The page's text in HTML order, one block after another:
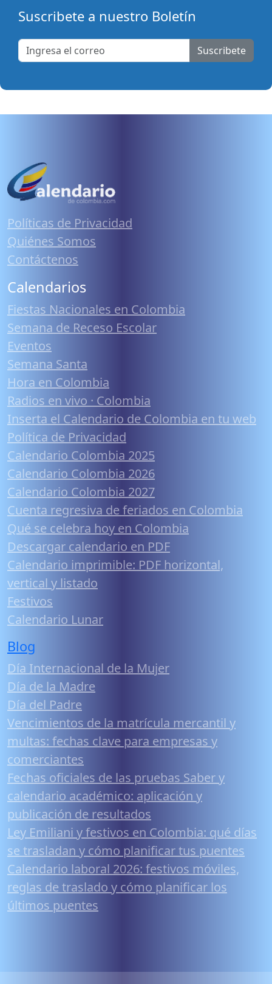
Suscribete a nuestro Boletín
Suscribete
Políticas de Privacidad
Quiénes Somos
Contáctenos
Calendarios
Fiestas Nacionales en Colombia
Semana de Receso Escolar
Eventos
Semana Santa
Hora en Colombia
Radios en vivo · Colombia
Inserta el Calendario de Colombia en tu web
Política de Privacidad
Calendario Colombia 2025
Calendario Colombia 2026
Calendario Colombia 2027
Cuenta regresiva de feriados en Colombia
Qué se celebra hoy en Colombia
Descargar calendario en PDF
Calendario imprimible: PDF horizontal,
vertical y listado
Festivos
Calendario Lunar
Blog
Día Internacional de la Mujer
Día de la Madre
Día del Padre
Vencimientos de la matrícula mercantil y
multas: fechas clave para empresas y
comerciantes
Fechas oficiales de las pruebas Saber y
calendario académico: aplicación y
publicación de resultados
Ley Emiliani y festivos en Colombia: qué días
se trasladan y cómo planificar tus puentes
Calendario laboral 2026: festivos móviles,
reglas de traslado y cómo planificar los
últimos puentes